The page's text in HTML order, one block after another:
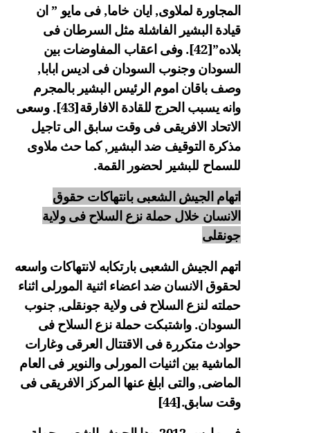
المجاورة لملاوى, ايان خاما, فى مايو ” ان
قيادة البشير الفاشلة مثل السرطان فى
بلاده”[42]
. وفى اعقاب المفاوضات بين
السودان وجنوب السودان فى اديس ابابا,
وصف باقان اموم الرئيس البشير بالمجرم
وانه يسبب الحرج للقادة الافارقة[43]
. وسعى
الاتحاد الافريقى فى وقت سابق الى تاجيل
مذكرة التوقيف ضد البشير, كما حث ملاوى
للسماح للبشير لحضور القمة.
اتهام الجيش الشعبى بانتهاكات حقوق
الانسان خلال حملة نزع السلاح فى ولاية
جونقلى
اتهم الجيش الشعبى بارتكابه لانتهاكات واسعه
لحقوق الانسان ضد اعضاء اثنية المورلى اثناء
حملته لنزع السلاح فى ولاية جونقلى, جنوب
السودان. واشتبكت حملة نزع السلاح فى
حوادث متكررة فى الاقتتال العرقى وغارات
الماشية بين اثنيات المورلى والنوير فى العام
الماضى, والتى ابلغ عنها المركز الافريقى فى
وقت سابق.[44]